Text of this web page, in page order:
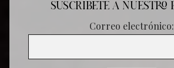
SUSCRÍBETE A NUESTRO
Correo electrónico: